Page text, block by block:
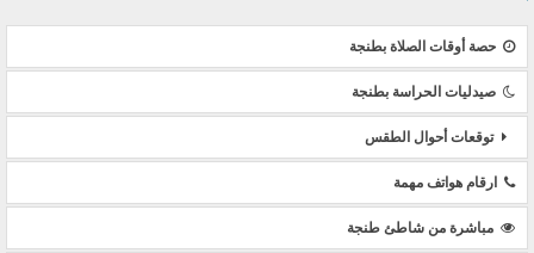
حصة أوقات الصلاة بطنجة
صيدليات الحراسة بطنجة
توقعات أحوال الطقس
ارقام هواتف مهمة
مباشرة من شاطئ طنجة